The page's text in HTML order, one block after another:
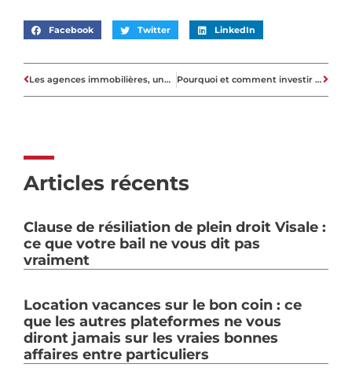
Facebook Twitter LinkedIn
Les agences immobilières, une importance capitale dans le transaction immobilière Pourquoi et comment investir dans les résidences seniors ?
Articles récents
Clause de résiliation de plein droit Visale :
ce que votre bail ne vous dit pas
vraiment
Location vacances sur le bon coin : ce
que les autres plateformes ne vous
diront jamais sur les vraies bonnes
affaires entre particuliers